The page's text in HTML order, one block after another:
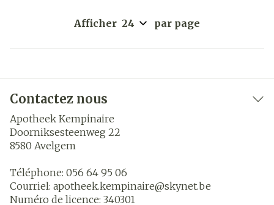
Afficher par page
Contactez nous
Apotheek Kempinaire
Doorniksesteenweg 22
8580 Avelgem
Téléphone: 056 64 95 06
Courriel: apotheek.kempinaire@skynet.be
Numéro de licence: 340301